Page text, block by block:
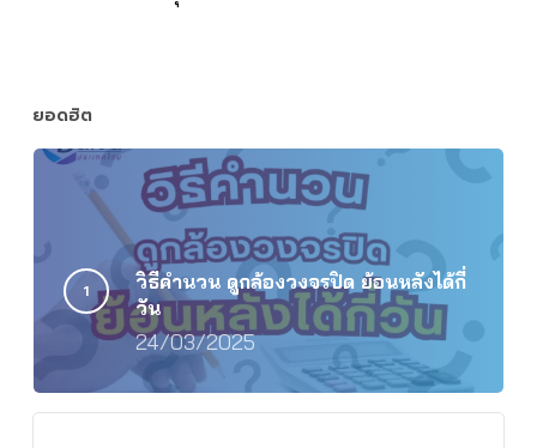
ยอดฮิต
วิธีคำนวน ดูกล้องวงจรปิด ย้อนหลังได้กี่
วัน
24/03/2025